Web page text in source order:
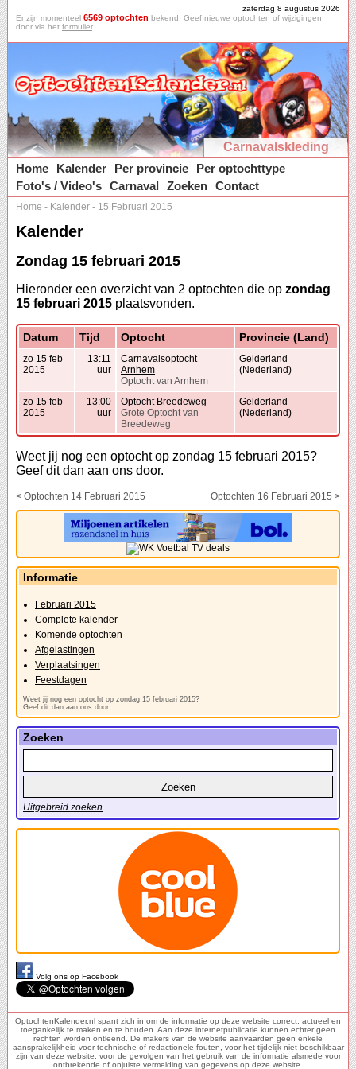
zaterdag 8 augustus 2026
Er zijn momenteel 6569 optochten bekend. Geef nieuwe optochten of wijzigingen
door via het formulier.
Carnavalskleding
Home
Kalender Per provincie
Per optochttype
Foto's / Video's Carnaval Zoeken Contact
Home - Kalender - 15 Februari 2015
Kalender
Zondag 15 februari 2015
Hieronder een overzicht van 2 optochten die op zondag
15 februari 2015 plaatsvonden.
Datum Tijd Optocht Provincie (Land)
zo 15 feb
2015
13:11
uur
Carnavalsoptocht
Arnhem
Optocht van Arnhem
Gelderland
(Nederland)
zo 15 feb
2015
13:00
uur
Optocht Breedeweg
Grote Optocht van
Breedeweg
Gelderland
(Nederland)
Weet jij nog een optocht op zondag 15 februari 2015?
Geef dit dan aan ons door.
< Optochten 14 Februari 2015 Optochten 16 Februari 2015 >
Informatie
Februari 2015
Complete kalender
Komende optochten
Afgelastingen
Verplaatsingen
Feestdagen
Weet jij nog een optocht op zondag 15 februari 2015?
Geef dit dan aan ons door.
Zoeken
Uitgebreid zoeken
Volg ons op Facebook
OptochtenKalender.nl spant zich in om de informatie op deze website correct, actueel en
toegankelijk te maken en te houden. Aan deze internetpublicatie kunnen echter geen
rechten worden ontleend. De makers van de website aanvaarden geen enkele
aansprakelijkheid voor technische of redactionele fouten, voor het tijdelijk niet beschikbaar
zijn van deze website, voor de gevolgen van het gebruik van de informatie alsmede voor
ontbrekende of onjuiste vermelding van gegevens op deze website.